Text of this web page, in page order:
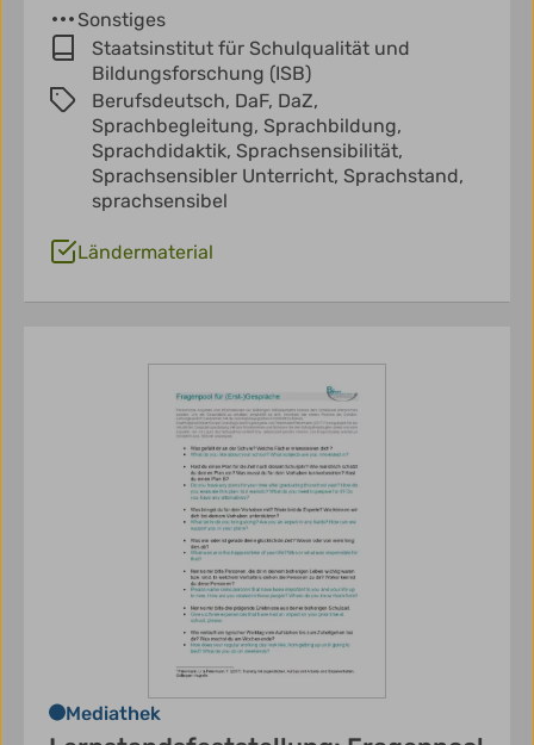
Sonstiges
Staatsinstitut für Schulqualität und
Bildungsforschung (ISB)
Berufsdeutsch, DaF, DaZ,
Sprachbegleitung, Sprachbildung,
Sprachdidaktik, Sprachsensibilität,
Sprachsensibler Unterricht, Sprachstand,
sprachsensibel
Ländermaterial
Mediathek